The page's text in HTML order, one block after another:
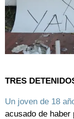
TRES
Un joven de 18
acusado de haber